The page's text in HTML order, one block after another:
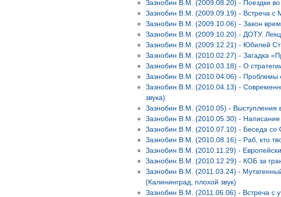
Зазнобин В.М. (2009.08.20) - Поездки
Зазнобин В.М. (2009.09.19) - Встреча
Зазнобин В.М. (2009.10.06) - Закон
Зазнобин В.М. (2009.10.20) - ДОТУ.
Зазнобин В.М. (2009.12.21) - Юбилей
Зазнобин В.М. (2010.02.27) - Загадка
Зазнобин В.М. (2010.03.18) - О
Зазнобин В.М. (2010.04.06) - Проблемы
Зазнобин В.М. (2010.04.13) -
звука)
Зазнобин В.М. (2010.05) - Выступления
Зазнобин В.М. (2010.05.30) -
Зазнобин В.М. (2010.07.10) - Беседа со
Зазнобин В.М. (2010.08.16) - Раб, кто
Зазнобин В.М. (2010.11.29) -
Зазнобин В.М. (2010.12.29) - КОБ за
Зазнобин В.М. (2011.03.24) -
(Калининград, плохой звук)
Зазнобин В.М. (2011.06.06) - Встреча